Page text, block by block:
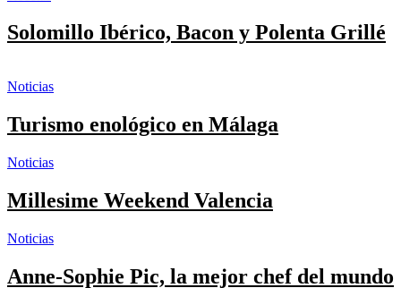
Solomillo Ibérico, Bacon y Polenta Grillé
Noticias
Turismo enológico en Málaga
Noticias
Millesime Weekend Valencia
Noticias
Anne-Sophie Pic, la mejor chef del mundo